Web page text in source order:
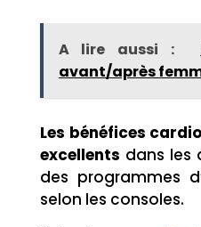
A lire aussi :
avant/après
Les bénéfices
excellents dans les
des programmes
selon les consoles.